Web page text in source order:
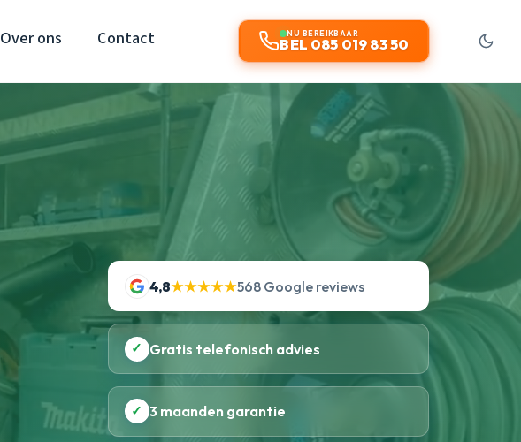
Over ons Contact NU BEREIKBAAR
BEL 085 019 83 50
4,8★★★★★568 Google reviews
✓ Gratis telefonisch advies
✓ 3 maanden garantie